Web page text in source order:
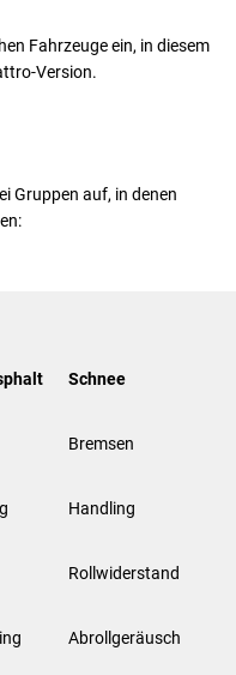
Fahrzeuge ein, in diesem
Version.
Gruppen auf, in denen
Schnee
Bremsen
Handling
Rollwiderstand
Abrollgeräusch